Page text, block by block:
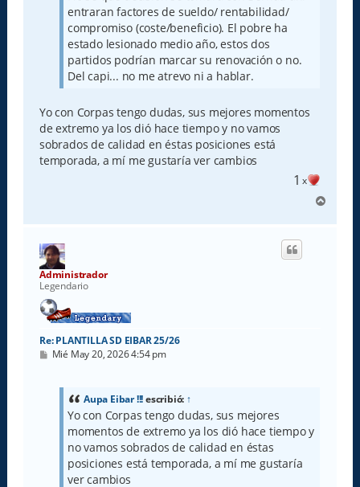
entraran factores de sueldo/ rentabilidad/
compromiso (coste/beneficio). El pobre ha
estado lesionado medio año, estos dos
partidos podrían marcar su renovación o no.
Del capi... no me atrevo ni a hablar.
Yo con Corpas tengo dudas, sus mejores momentos
de extremo ya los dió hace tiempo y no vamos
sobrados de calidad en éstas posiciones está
temporada, a mí me gustaría ver cambios
1 x
r
Administrador
Legendario
Re: PLANTILLA SD EIBAR 25/26
M
Mié May 20, 2026 4:54 pm
Aupa Eibar !!!escribió: ↑
Yo con Corpas tengo dudas, sus mejores
momentos de extremo ya los dió hace tiempo y
no vamos sobrados de calidad en éstas
posiciones está temporada, a mí me gustaría
ver cambios